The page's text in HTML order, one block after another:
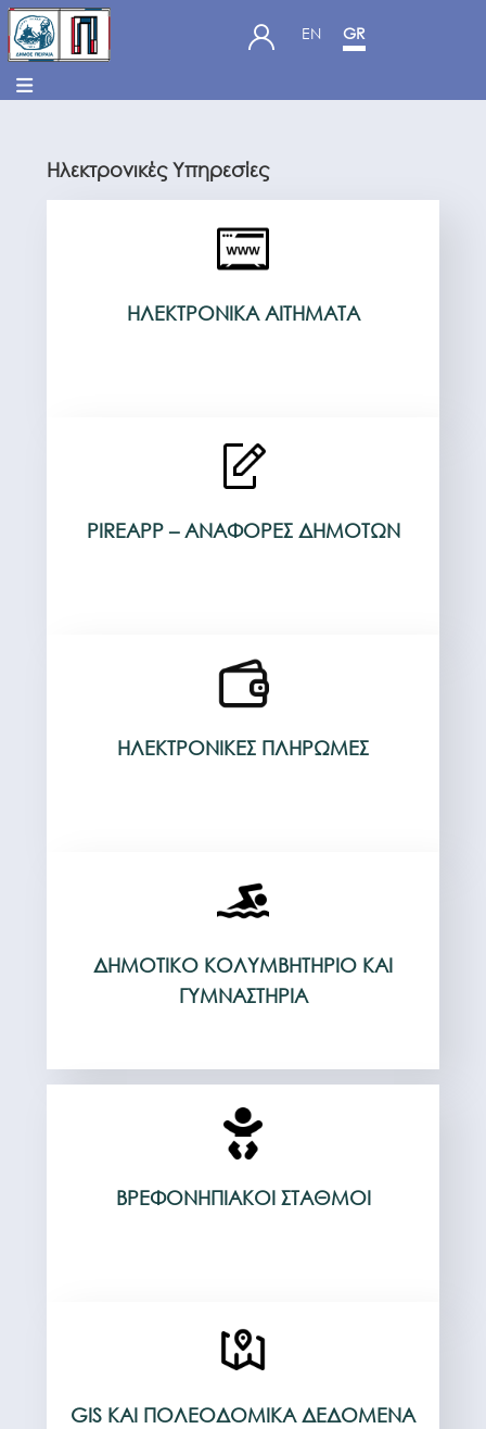
EN GR
Ηλεκτρονικές Υπηρεσίες
ΗΛΕΚΤΡΟΝΙΚΆ ΑΙΤΉΜΑΤΑ
PIREAPP – ΑΝΑΦΟΡΈΣ ΔΗΜΟΤΏΝ
ΗΛΕΚΤΡΟΝΙΚΈΣ ΠΛΗΡΩΜΈΣ
ΔΗΜΟΤΙΚΌ ΚΟΛΥΜΒΗΤΉΡΙΟ ΚΑΙ
ΓΥΜΝΑΣΤΉΡΙΑ
ΒΡΕΦΟΝΗΠΙΑΚΟΊ ΣΤΑΘΜΟΊ
GIS ΚΑΙ ΠΟΛΕΟΔΟΜΙΚΆ ΔΕΔΟΜΈΝΑ